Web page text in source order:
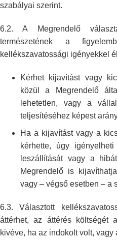
szabályai szerint.
6.2. A Megrendelő
természetének a
kellékszavatossági igényekkel
Kérhet kijavítást vagy
közül a Megrendelő
lehetetlen, vagy a
teljesítéséhez képest
Ha a kijavítást vagy a
kérhette, úgyigényelheti
leszállítását vagy a
Megrendelő is
vagy – végső esetben – a
6.3. Választott
áttérhet, az áttérés költségét
kivéve, ha az indokolt volt, vagy